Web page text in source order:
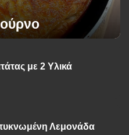
με 2 Υλικά
Λεμονάδα